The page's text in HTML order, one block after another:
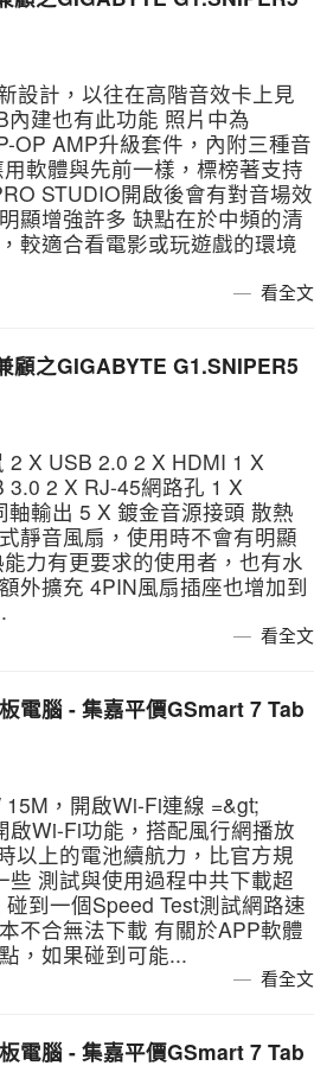
設計，以往在高階音效卡上見
建也有此功能 照片中為
OP AMP升級套件，內附三種音
軟體與先前一樣，標榜著支持
STUDIO開啟後會有對音場效
顯增強許多 缺點在於中頻的清
較適合看電影或玩遊戲的環境
看全文
顧之GIGABYTE G1.SNIPER5
2 X USB 2.0 2 X HDMI 1 X
3.0 2 X RJ-45網路孔 1 X
輸出 5 X 鍍金音源接頭 散熱
靜音風扇，使用時不會有明顯
力有更要求的使用者，也有水
外擴充 4PIN風扇插座也增加到
看全文
電腦 - 集嘉平價GSmart 7 Tab
，開啟Wi-Fi連線 =&gt;
啟Wi-Fi功能，搭配風行網播放
以上的電池續航力，比官方規
些 測試與使用過程中共下載超
到一個Speed Test測試網路速
不合無法下載 有關於APP軟體
，如果碰到可能...
看全文
電腦 - 集嘉平價GSmart 7 Tab